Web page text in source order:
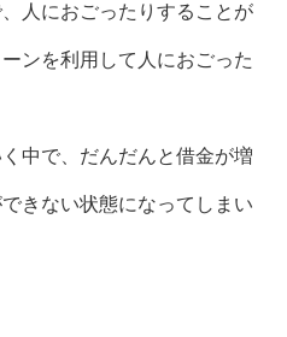
人におごったりすることが
ンを利用して人におごった
中で、だんだんと借金が増
きない状態になってしまい